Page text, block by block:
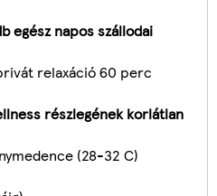
egész napos szállodai
relaxáció 60 perc
részlegének korlátlan
(28-32 C)